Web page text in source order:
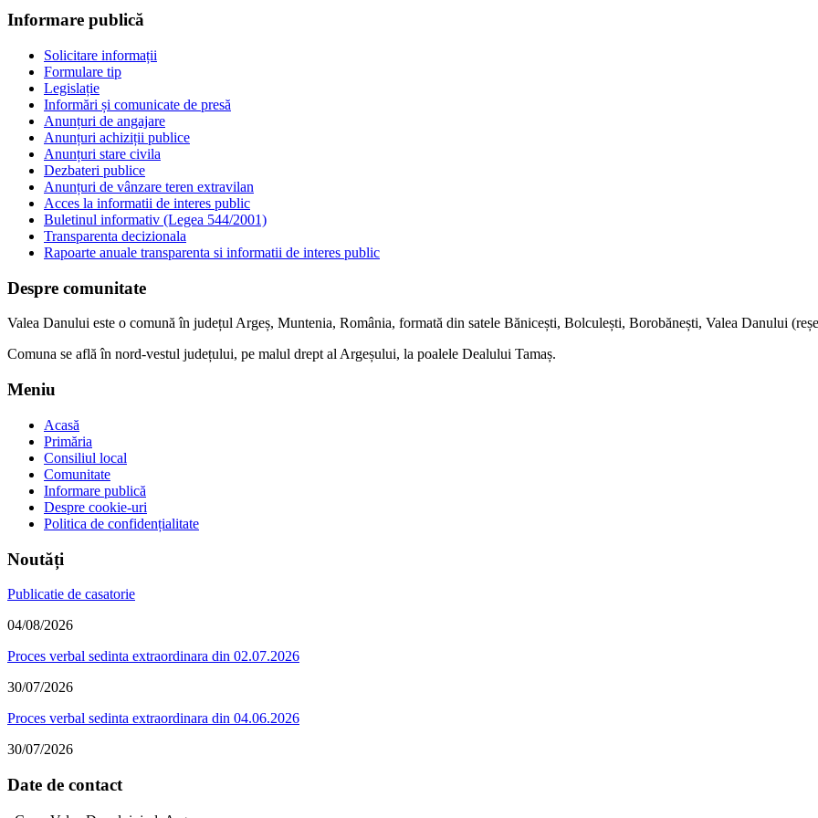
Informare publică
Solicitare informații
Formulare tip
Legislație
Informări și comunicate de presă
Anunțuri de angajare
Anunțuri achiziții publice
Anunțuri stare civila
Dezbateri publice
Anunțuri de vânzare teren extravilan
Acces la informatii de interes public
Buletinul informativ (Legea 544/2001)
Transparenta decizionala
Rapoarte anuale transparenta si informatii de interes public
Despre comunitate
Valea Danului este o comună în județul Argeș, Muntenia, România, formată din satele Bănicești, Bolculești, Borobănești, Valea Danului
Comuna se află în nord-vestul județului, pe malul drept al Argeșului, la poalele Dealului Tamaș.
Meniu
Acasă
Primăria
Consiliul local
Comunitate
Informare publică
Despre cookie-uri
Politica de confidențialitate
Noutăți
Publicatie de casatorie
04/08/2026
Proces verbal sedinta extraordinara din 02.07.2026
30/07/2026
Proces verbal sedinta extraordinara din 04.06.2026
30/07/2026
Date de contact